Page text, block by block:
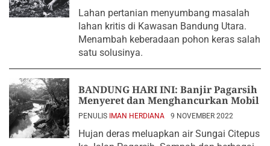
Lahan pertanian menyumbang masalah
lahan kritis di Kawasan Bandung Utara.
Menambah keberadaan pohon keras salah
satu solusinya.
BANDUNG HARI INI: Banjir Pagarsih
Menyeret dan Menghancurkan Mobil
PENULIS IMAN HERDIANA 9 NOVEMBER 2022
Hujan deras meluapkan air Sungai Citepus